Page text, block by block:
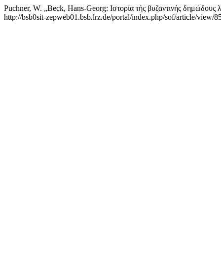
Puchner, W. „Beck, Hans-Georg: Ιστορία τής βυζαντινής δημώδους
http://bsb0sit-zepweb01.bsb.lrz.de/portal/index.php/sof/article/view/